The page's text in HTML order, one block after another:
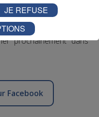
prochainement dans
Facebook
JE REFUSE